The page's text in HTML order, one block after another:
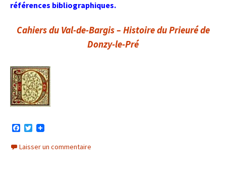
références bibliographiques.
Cahiers du Val-de-Bargis – Histoire du Prieuré de
Donzy-le-Pré
c
e
T
i
t
Laisser un commentaire